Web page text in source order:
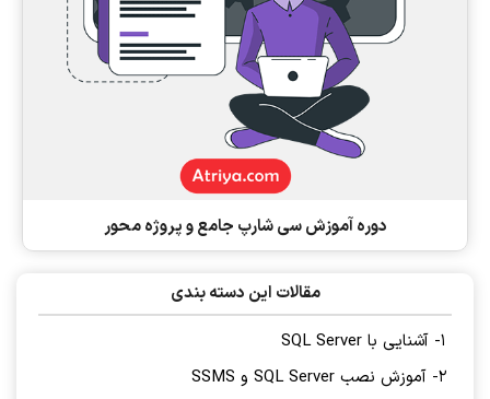
دوره آموزش سی شارپ جامع و پروژه محور
مقالات این دسته بندی
1- آشنایی با SQL Server
2- آموزش نصب SQL Server و SSMS